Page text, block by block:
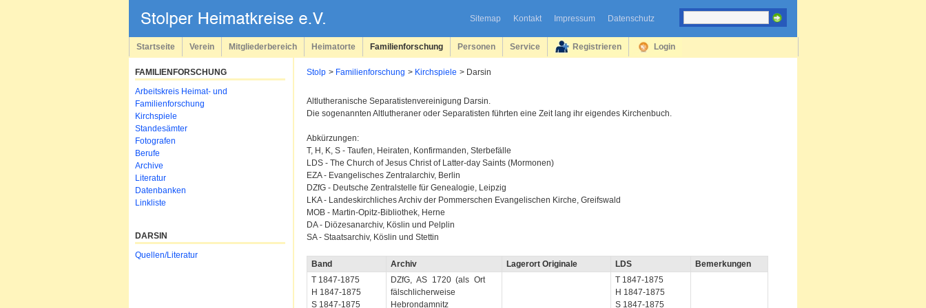
Sitemap Kontakt Impressum Datenschutz
überspringen
Startseite Verein Mitgliederbereich Heimatorte Familienforschung Personen Service Registrieren Login
Stolp Familienforschung Kirchspiele Darsin
Altlutheranische Separatistenvereinigung Darsin.
Die sogenannten Altlutheraner oder Separatisten führten eine Zeit lang ihr eigendes Kirchenbuch.
Abkürzungen:
T, H, K, S - Taufen, Heiraten, Konfirmanden, Sterbefälle
LDS - The Church of Jesus Christ of Latter-day Saints (Mormonen)
EZA - Evangelisches Zentralarchiv, Berlin
DZfG - Deutsche Zentralstelle für Genealogie, Leipzig
LKA - Landeskirchliches Archiv der Pommerschen Evangelischen Kirche, Greifswald
MOB - Martin-Opitz-Bibliothek, Herne
DA - Diözesanarchiv, Köslin und Pelplin
SA - Staatsarchiv, Köslin und Stettin
Band Archiv Lagerort Originale LDS
Bemerkungen
T 1847-1875
H 1847-1875
S 1847-1875
DZfG, AS 1720 (als Ort
fälschlicherweise
Hebrondamnitz
T 1847-1875
H 1847-1875
S 1847-1875
FAMILIENFORSCHUNG
Navigation
überspringen
Arbeitskreis Heimat- und
Familienforschung
Kirchspiele
Standesämter
Fotografen
Berufe
Archive
Literatur
Datenbanken
Linkliste
DARSIN
Navigation
Quellen/Literatur